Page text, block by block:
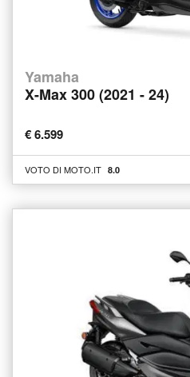
Yamaha
X-Max 300 (2021 - 24)
€ 6.599
VOTO DI MOTO.IT 8.0